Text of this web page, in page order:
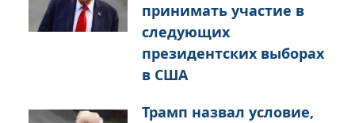
принимать участие в
следующих
президентских выборах
в США
Трамп назвал условие,